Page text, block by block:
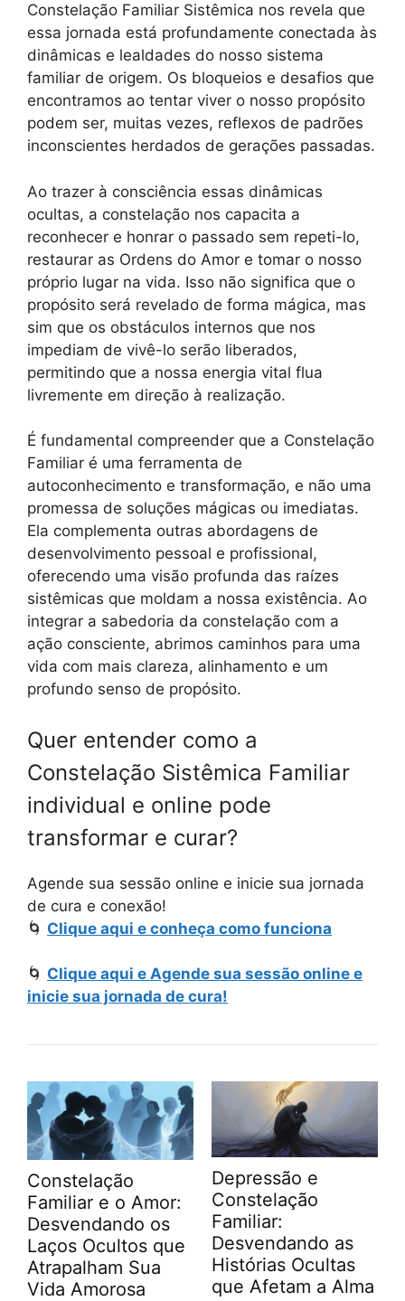
Constelação Familiar Sistêmica nos revela que
essa jornada está profundamente conectada às
dinâmicas e lealdades do nosso sistema
familiar de origem. Os bloqueios e desafios que
encontramos ao tentar viver o nosso propósito
podem ser, muitas vezes, reflexos de padrões
inconscientes herdados de gerações passadas.
Ao trazer à consciência essas dinâmicas
ocultas, a constelação nos capacita a
reconhecer e honrar o passado sem repeti-lo,
restaurar as Ordens do Amor e tomar o nosso
próprio lugar na vida. Isso não significa que o
propósito será revelado de forma mágica, mas
sim que os obstáculos internos que nos
impediam de vivê-lo serão liberados,
permitindo que a nossa energia vital flua
livremente em direção à realização.
É fundamental compreender que a Constelação
Familiar é uma ferramenta de
autoconhecimento e transformação, e não uma
promessa de soluções mágicas ou imediatas.
Ela complementa outras abordagens de
desenvolvimento pessoal e profissional,
oferecendo uma visão profunda das raízes
sistêmicas que moldam a nossa existência. Ao
integrar a sabedoria da constelação com a
ação consciente, abrimos caminhos para uma
vida com mais clareza, alinhamento e um
profundo senso de propósito.
Quer entender como a
Constelação Sistêmica Familiar
individual e online pode
transformar e curar?
Agende sua sessão online e inicie sua jornada
de cura e conexão!
🌀 Clique aqui e conheça como funciona
🌀 Clique aqui e Agende sua sessão online e
inicie sua jornada de cura!
Constelação
Familiar e o Amor:
Desvendando os
Laços Ocultos que
Atrapalham Sua
Vida Amorosa
Depressão e
Constelação
Familiar:
Desvendando as
Histórias Ocultas
que Afetam a Alma